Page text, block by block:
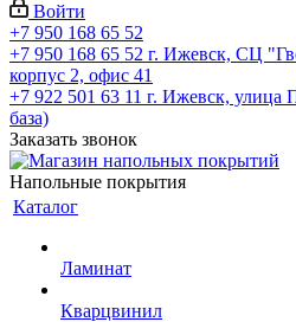
Войти
+7 950 168 65 52
+7 950 168 65 52 г. Ижевск, СЦ
корпус 2, офис 41
+7 922 501 63 11 г. Ижевск, улица
база)
Заказать звонок
Напольные покрытия
Каталог
Ламинат
Кварцвинил